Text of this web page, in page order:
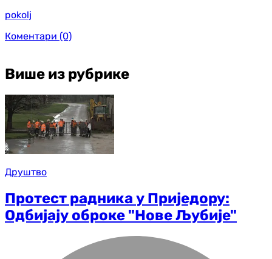
pokolj
Коментари (0)
Више из рубрике
Друштво
Протест радника у Приједору:
Одбијају оброке "Нове Љубије"